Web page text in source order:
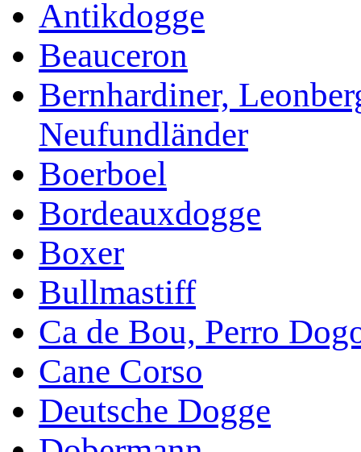
Antikdogge
Beauceron
Bernhardiner,
Neufundländer
Boerboel
Bordeauxdogge
Boxer
Bullmastiff
Ca de Bou, Perro
Cane Corso
Deutsche Dogge